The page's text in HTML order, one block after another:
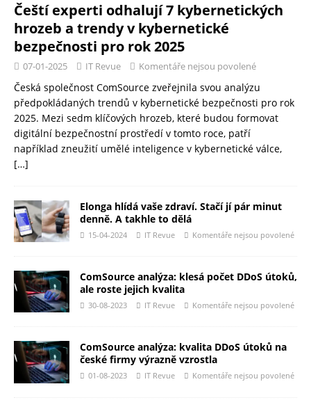
Čeští experti odhalují 7 kybernetických
hrozeb a trendy v kybernetické
bezpečnosti pro rok 2025
07-01-2025 IT Revue Komentáře nejsou povolené
Česká společnost ComSource zveřejnila svou analýzu
předpokládaných trendů v kybernetické bezpečnosti pro rok
2025. Mezi sedm klíčových hrozeb, které budou formovat
digitální bezpečnostní prostředí v tomto roce, patří
například zneužití umělé inteligence v kybernetické válce,
[…]
Elonga hlídá vaše zdraví. Stačí jí pár minut
denně. A takhle to dělá
15-04-2024 IT Revue Komentáře nejsou povolené
ComSource analýza: klesá počet DDoS útoků,
ale roste jejich kvalita
30-08-2023 IT Revue Komentáře nejsou povolené
ComSource analýza: kvalita DDoS útoků na
české firmy výrazně vzrostla
01-08-2023 IT Revue Komentáře nejsou povolené